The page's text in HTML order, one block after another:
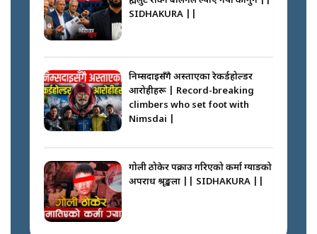
SIDHAKURA ||
निम्सदाइसँगै अस्ताएका रेकर्डहोल्डर
आरोहीहरू | Record-breaking
climbers who set foot with
Nimsdai |
गोली ठोकेर पक्राउ गरिएको कर्मा ग्याङको
अपराध श्रृङ्खला || SIDHAKURA ||